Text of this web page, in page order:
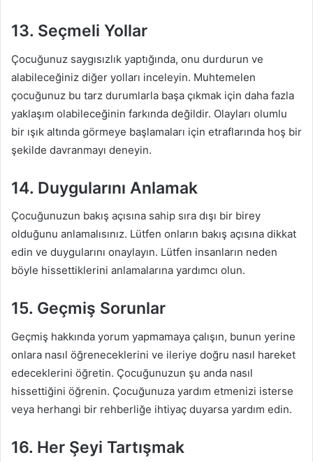
13. Seçmeli Yollar
Çocuğunuz saygısızlık yaptığında, onu durdurun ve
alabileceğiniz diğer yolları inceleyin. Muhtemelen
çocuğunuz bu tarz durumlarla başa çıkmak için daha fazla
yaklaşım olabileceğinin farkında değildir. Olayları olumlu
bir ışık altında görmeye başlamaları için etraflarında hoş bir
şekilde davranmayı deneyin.
14. Duygularını Anlamak
Çocuğunuzun bakış açısına sahip sıra dışı bir birey
olduğunu anlamalısınız. Lütfen onların bakış açısına dikkat
edin ve duygularını onaylayın. Lütfen insanların neden
böyle hissettiklerini anlamalarına yardımcı olun.
15. Geçmiş Sorunlar
Geçmiş hakkında yorum yapmamaya çalışın, bunun yerine
onlara nasıl öğreneceklerini ve ileriye doğru nasıl hareket
edeceklerini öğretin. Çocuğunuzun şu anda nasıl
hissettiğini öğrenin. Çocuğunuza yardım etmenizi isterse
veya herhangi bir rehberliğe ihtiyaç duyarsa yardım edin.
16. Her Şeyi Tartışmak